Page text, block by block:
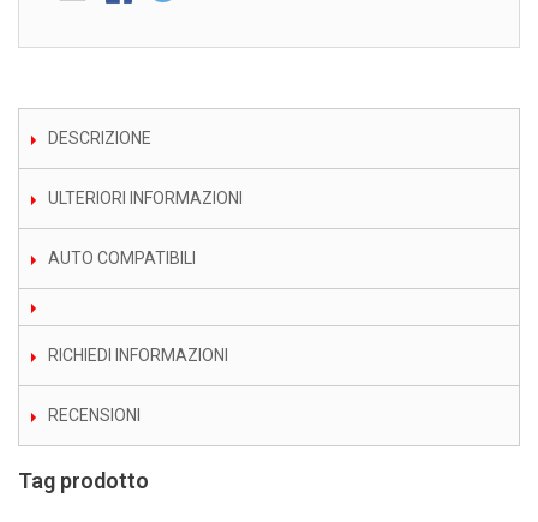
DESCRIZIONE
ULTERIORI INFORMAZIONI
AUTO COMPATIBILI
RICHIEDI INFORMAZIONI
RECENSIONI
Tag prodotto